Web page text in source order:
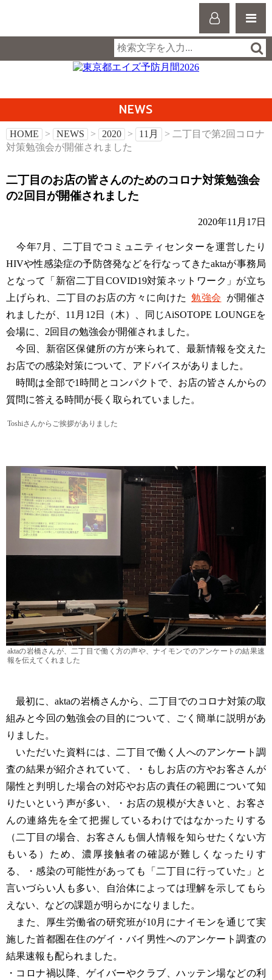
NEWS
HOME > NEWS > 2020 > 11月
> 二丁目で第2回コロナ
対策勉強会が開催されました
二丁目のお店の皆さんのためのコロナ対策勉強会
の2回目が開催されました
2020年11月17日
今年7月、二丁目でコミュニティセンターを運営したり
HIVや性感染症の予防啓発などを行なってきたaktaが事務局
となって「新宿二丁目COVID19対策ネットワーク」が立ち
上げられ、二丁目のお店の方々に向けた 勉強会
が開催さ
れましたが、11月12日（木）、同じAiSOTOPE LOUNGEを
会場に、2回目の勉強会が開催されました。
今回、新宿区保健所の方が来られて、最新情報を交えた
お店での感染対策について、アドバイスがありました。
時間は全部で1時間とコンパクトで、お店の皆さんからの
質問に答える時間が長く取られていました。
Toshiさんからご挨拶がありました
aktaの岩橋さんが、二丁目で働く方の声や、ナイモンでのアンケートの結果速
報を伝えてくれました
最初に、aktaの岩橋さんから、二丁目でのコロナ対策の取
組みと今回の勉強会の目的について、ごく簡単に説明があ
りました。
いただいた資料には、二丁目で働く人へのアンケート調
査の結果が紹介されていて、・もしお店の方やお客さんが
陽性と判明した場合の対応やお店の責任の範囲について知
りたいという声が多い、・お店の規模が大きいと、お客さ
んの連絡先を全て把握しているわけではなかったりする
（二丁目の場合、お客さんも個人情報を知らせたくない方
もいる）ため、濃厚接触者の確認が難しくなったりす
る、・感染の可能性があっても「二丁目に行っていた」と
言いづらい人も多い、自治体によっては理解を示してもら
えない、などの課題が明らかになりました。
また、厚生労働省の研究班が10月にナイモンを通じて実
施した首都圏在住のゲイ・バイ男性へのアンケート調査の
結果速報も配られました。
・コロナ禍以降、ゲイバーやクラブ、ハッテン場などの利